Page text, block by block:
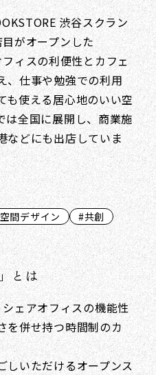
渋谷スクラン
がオープンした
フィスの利便性とカフェ
、仕事や勉強での利用
も使える居心地のいい空
は全国に展開し、商業施
などにも出店していま
間デザイン #共創
とは
ェアオフィスの機能性
を併せ持つ時間制のカ
しいただけるオープンス